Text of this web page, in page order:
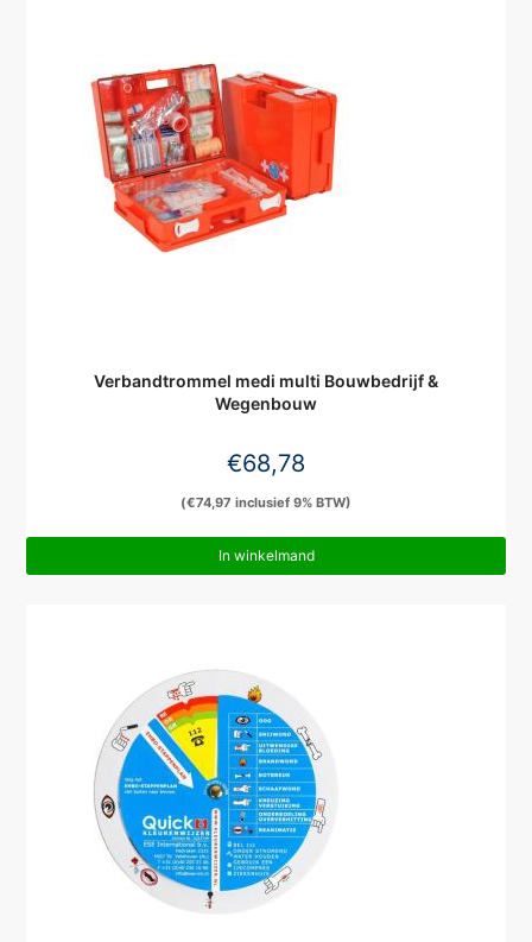
Verbandtrommel medi multi Bouwbedrijf &
Wegenbouw
€68,78
(€74,97 inclusief 9% BTW)
In winkelmand